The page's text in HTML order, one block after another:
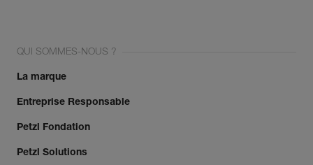
QUI SOMMES-NOUS ?
La marque
Entreprise Responsable
Petzl Fondation
Petzl Solutions